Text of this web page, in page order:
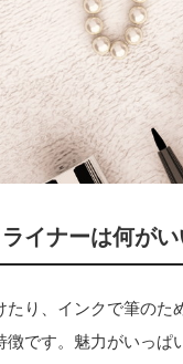
イナーは何がい
り、インクで筆の
です。魅力がいっ